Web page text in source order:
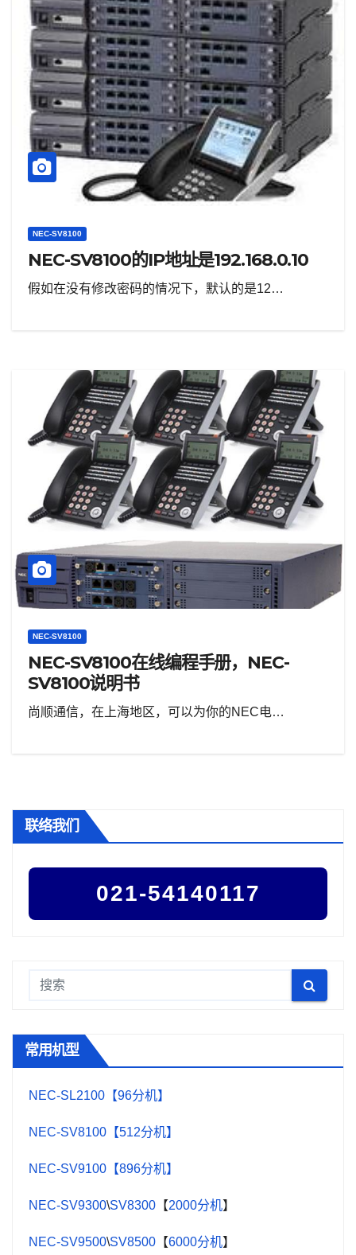
NEC-SV8100
NEC-SV8100的IP地址是192.168.0.10
假如在没有修改密码的情况下，默认的是12…
NEC-SV8100
NEC-SV8100在线编程手册，NEC-
SV8100说明书
尚顺通信，在上海地区，可以为你的NEC电…
联络我们
021-54140117
常用机型
NEC-SL2100【96分机】
NEC-SV8100【512分机】
NEC-SV9100【896分机】
NEC-SV9300\SV8300 【2000分机】
NEC-SV9500\SV8500 【6000分机】